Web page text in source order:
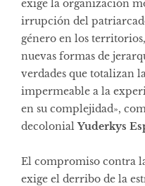
exige la organización
irrupción del
género en los
nuevas formas de
verdades que totalizan
impermeable a la
en su complejidad»,
decolonialYuderkys
El compromiso contra
exige el derribo de la